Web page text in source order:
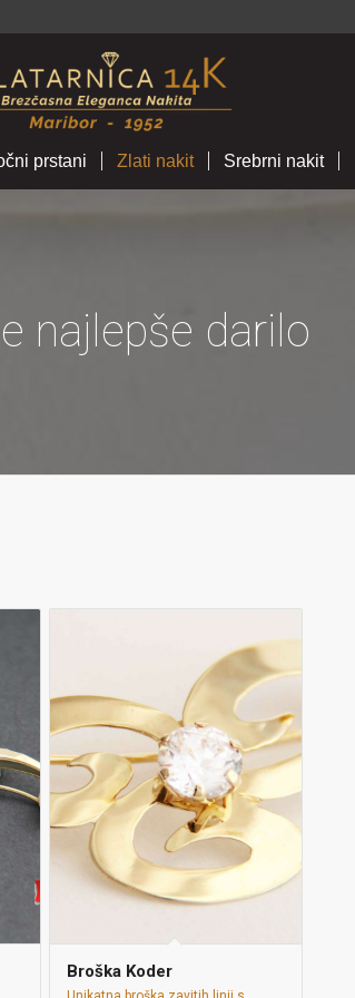
prstani Zlati nakit Srebrni nakit
najlepše darilo
Broška Koder